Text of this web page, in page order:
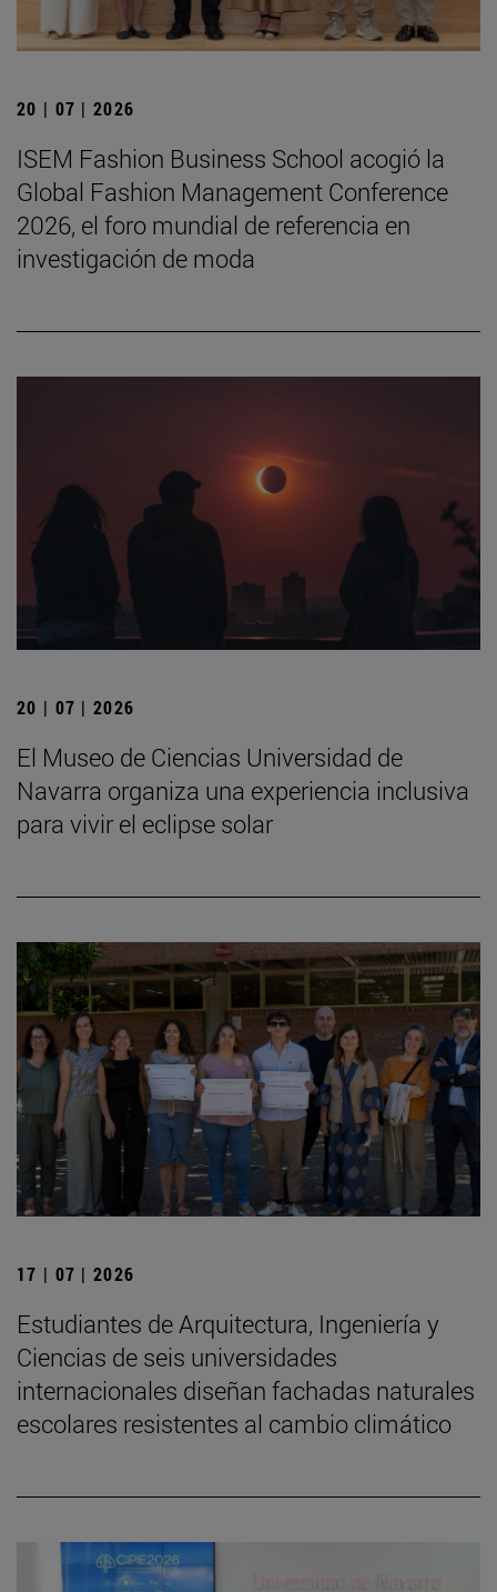
20 | 07 | 2026
ISEM Fashion Business School acogió la
Global Fashion Management Conference
2026, el foro mundial de referencia en
investigación de moda
20 | 07 | 2026
El Museo de Ciencias Universidad de
Navarra organiza una experiencia inclusiva
para vivir el eclipse solar
17 | 07 | 2026
Estudiantes de Arquitectura, Ingeniería y
Ciencias de seis universidades
internacionales diseñan fachadas naturales
escolares resistentes al cambio climático